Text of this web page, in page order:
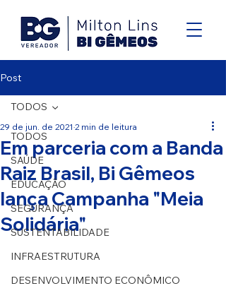
Post
TODOS
SAÚDE
EDUCAÇÃO
SEGURANÇA
SUSTENTABILIDADE
INFRAESTRUTURA
DESENVOLVIMENTO ECONÔMICO
TODOS
Em parceria com a Banda
Raiz Brasil, Bi Gêmeos
lança Campanha "Meia
Solidária"
29 de jun. de 2021 2 min de leitura